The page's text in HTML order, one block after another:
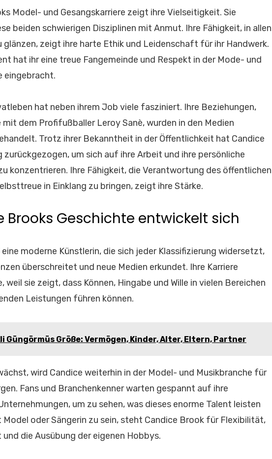
Model- und Gesangskarriere zeigt ihre Vielseitigkeit. Sie
beiden schwierigen Disziplinen mit Anmut. Ihre Fähigkeit, in allen
glänzen, zeigt ihre harte Ethik und Leidenschaft für ihr Handwerk.
hat ihr eine treue Fangemeinde und Respekt in der Mode- und
eingebracht.
hat neben ihrem Job viele fasziniert. Ihre Beziehungen,
mit dem Profifußballer Leroy Sanè, wurden in den Medien
Trotz ihrer Bekanntheit in der Öffentlichkeit hat Candice
zurückgezogen, um sich auf ihre Arbeit und ihre persönliche
konzentrieren. Ihre Fähigkeit, die Verantwortung des öffentlichen
in Einklang zu bringen, zeigt ihre Stärke.
Brooks Geschichte entwickelt sich
moderne Künstlerin, die sich jeder Klassifizierung widersetzt,
überschreitet und neue Medien erkundet. Ihre Karriere
weil sie zeigt, dass Können, Hingabe und Wille in vielen Bereichen
Leistungen führen können.
Güngörmüs Größe: Vermögen, Kinder, Alter, Eltern, Partner
wird Candice weiterhin in der Model- und Musikbranche für
Fans und Branchenkenner warten gespannt auf ihre
um zu sehen, was dieses enorme Talent leisten
oder Sängerin zu sein, steht Candice Brook für Flexibilität,
die Ausübung der eigenen Hobbys.